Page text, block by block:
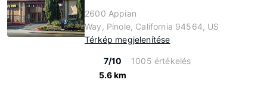
2600 Appian
Way, Pinole, California 94564, US
Térkép megjelenítése
7/10
1005 értékelés
5.6 km